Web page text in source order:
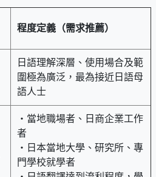
程度定義（需求推薦）
日語理解深層、使用場合及範
圍極為廣泛，最為接近日語母
語人士
・當地職場者、日商企業工作
者
・日本當地大學、研究所、專
門學校就學者